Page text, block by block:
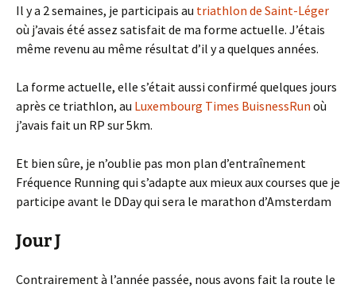
Il y a 2 semaines, je participais au triathlon de Saint-Léger
où j’avais été assez satisfait de ma forme actuelle. J’étais
même revenu au même résultat d’il y a quelques années.
La forme actuelle, elle s’était aussi confirmé quelques jours
après ce triathlon, au Luxembourg Times BuisnessRun où
j’avais fait un RP sur 5km.
Et bien sûre, je n’oublie pas mon plan d’entraînement
Fréquence Running qui s’adapte aux mieux aux courses que je
participe avant le DDay qui sera le marathon d’Amsterdam
Jour J
Contrairement à l’année passée, nous avons fait la route le